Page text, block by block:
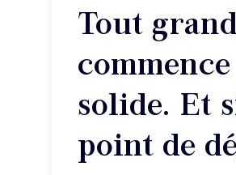
Tout
solide. Et
point de